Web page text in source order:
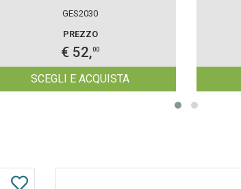
GES2030
PREZZO
€ 52,00
SCEGLI E ACQUISTA